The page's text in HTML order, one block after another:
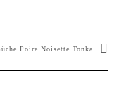
Poire Noisette Tonka